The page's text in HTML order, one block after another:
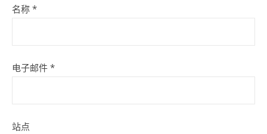
名称 *
电子邮件 *
站点